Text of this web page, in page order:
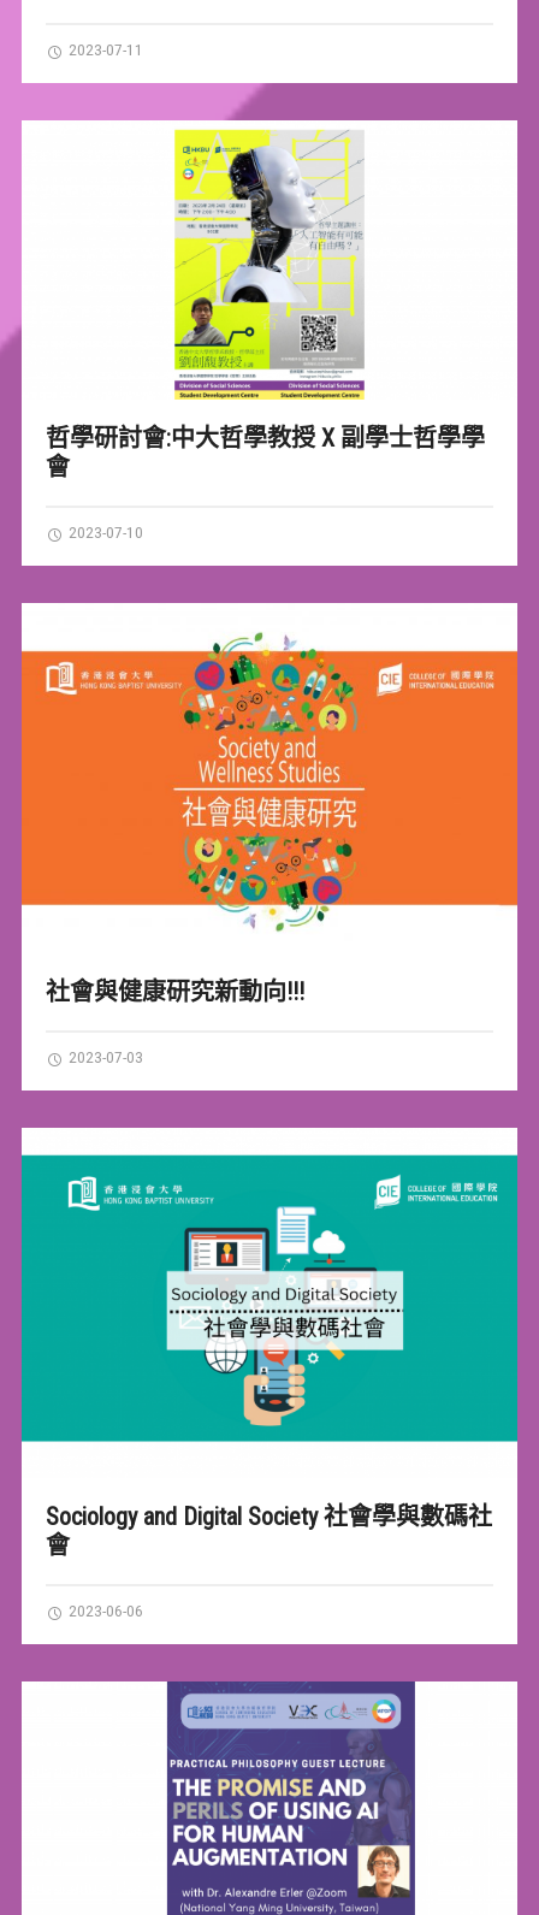
2023-07-11
哲學研討會:中大哲學教授 X 副學士哲學學
會
2023-07-10
社會與健康研究新動向!!!
2023-07-03
Sociology and Digital Society 社會學與數碼社
會
2023-06-06